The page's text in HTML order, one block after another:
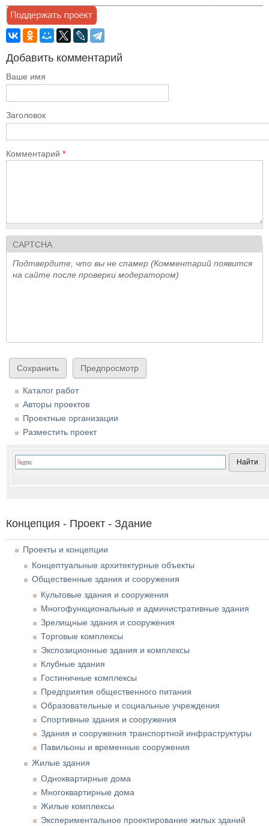
Добавить комментарий
Ваше имя
Заголовок
Комментарий *
CAPTCHA
Подтвердите, что вы не спамер (Комментарий появится
на сайте после проверки модератором)
Каталог работ
Авторы проектов
Проектные организации
Разместить проект
Концепция - Проект - Здание
Проекты и концепции
Концептуальные архитектурные объекты
Общественные здания и сооружения
Культовые здания и сооружения
Многофункциональные и административные здания
Зрелищные здания и сооружения
Торговые комплексы
Экспозиционные здания и комплексы
Клубные здания
Гостиничные комплексы
Предприятия общественного питания
Образовательные и социальные учреждения
Спортивные здания и сооружения
Здания и сооружения транспортной инфраструктуры
Павильоны и временные сооружения
Жилые здания
Одноквартирные дома
Многоквартирные дома
Жилые комплексы
Экспериментальное проектирование жилых зданий